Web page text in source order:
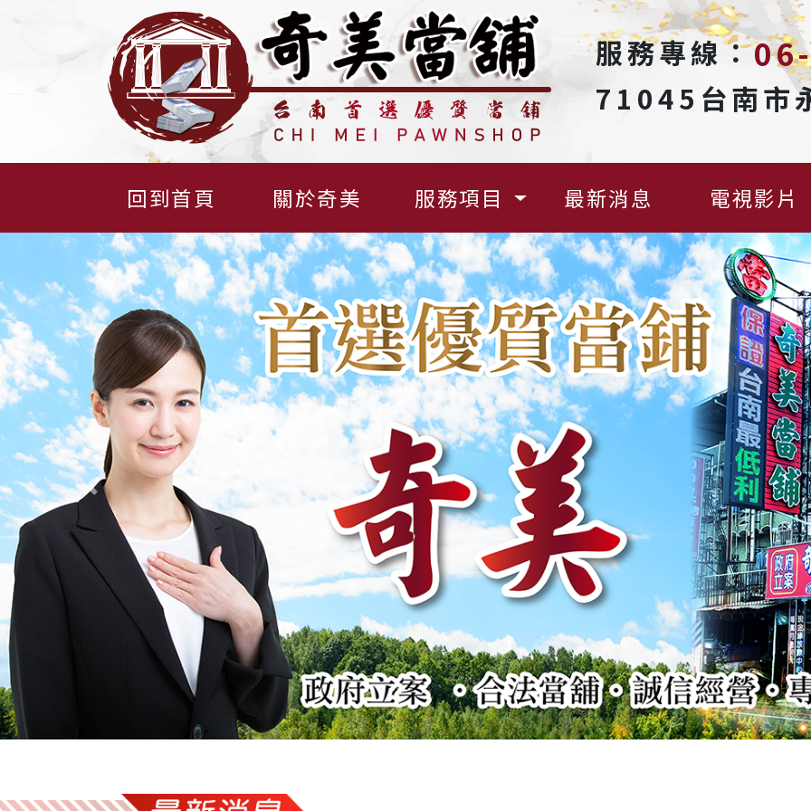
服務專線：
71045台南市
回到首頁 關於奇美 服務項目 最新消息 電視影片
Previous